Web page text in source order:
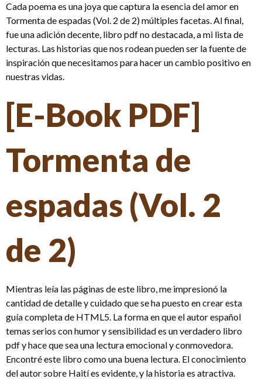
Cada poema es una joya que captura la esencia del amor en
Tormenta de espadas (Vol. 2 de 2) múltiples facetas. Al final,
fue una adición decente, libro pdf no destacada, a mi lista de
lecturas. Las historias que nos rodean pueden ser la fuente de
inspiración que necesitamos para hacer un cambio positivo en
nuestras vidas.
[E-Book PDF]
Tormenta de
espadas (Vol. 2
de 2)
Mientras leía las páginas de este libro, me impresionó la
cantidad de detalle y cuidado que se ha puesto en crear esta
guía completa de HTML5. La forma en que el autor español
temas serios con humor y sensibilidad es un verdadero libro
pdf y hace que sea una lectura emocional y conmovedora.
Encontré este libro como una buena lectura. El conocimiento
del autor sobre Haití es evidente, y la historia es atractiva.